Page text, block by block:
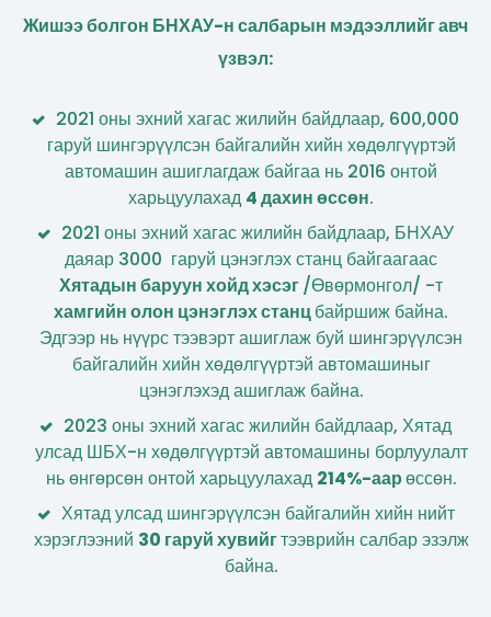
Жишээ болгон БНХАУ-н салбарын мэдээллийг авч
үзвэл:
2021 оны эхний хагас жилийн байдлаар, 600,000
гаруй шингэрүүлсэн байгалийн хийн хөдөлгүүртэй
автомашин ашиглагдаж байгаа нь 2016 онтой
харьцуулахад 4 дахин өссөн.
2021 оны эхний хагас жилийн байдлаар, БНХАУ
даяар 3000 гаруй цэнэглэх станц байгаагаас
Хятадын баруун хойд хэсэг/Өвөрмонгол/ -т
хамгийн олон цэнэглэх станцбайршиж байна.
Эдгээр нь нүүрс тээвэрт ашиглаж буй шингэрүүлсэн
байгалийн хийн хөдөлгүүртэй автомашиныг
цэнэглэхэд ашиглаж байна.
2023 оны эхний хагас жилийн байдлаар, Хятад
улсад ШБХ-н хөдөлгүүртэй автомашины борлуулалт
нь өнгөрсөн онтой харьцуулахад 214%-аарөссөн.
Хятад улсад шингэрүүлсэн байгалийн хийн нийт
хэрэглээний 30 гаруй хувийгтээврийн салбар эзэлж
байна.